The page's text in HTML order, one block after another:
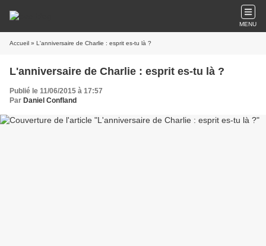
MENU
Accueil » L'anniversaire de Charlie : esprit es-tu là ?
L'anniversaire de Charlie : esprit es-tu là ?
Publié le 11/06/2015 à 17:57
Par Daniel Confland